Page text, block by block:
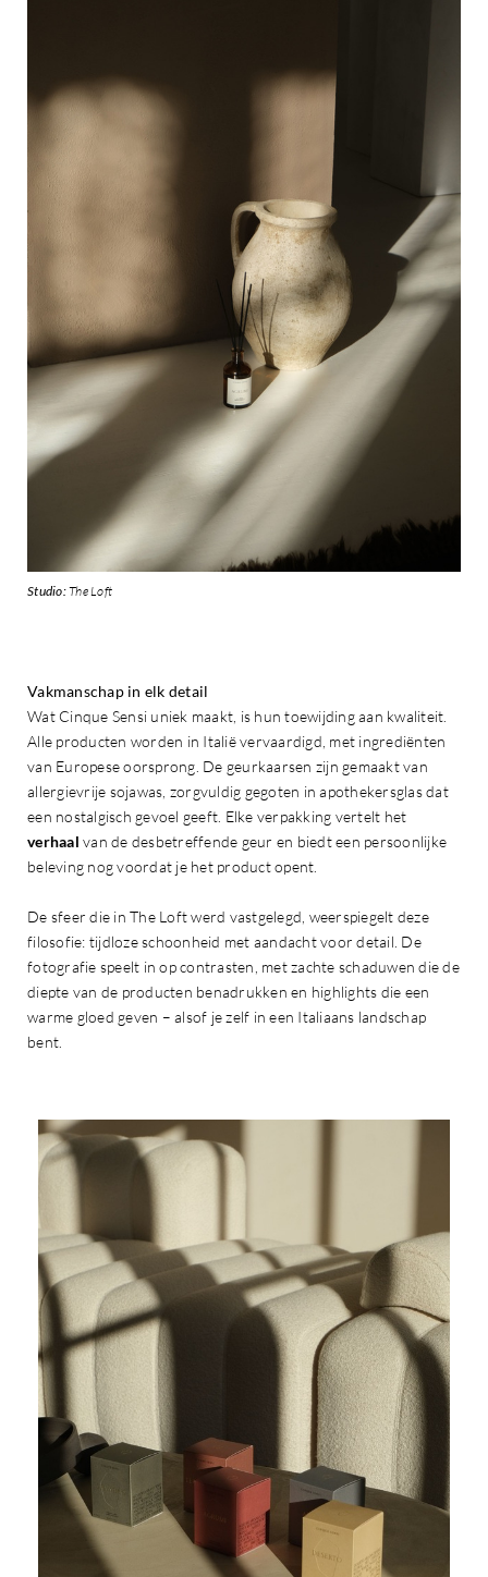
Studio:The Loft
Vakmanschap in elk detail
Wat Cinque Sensi uniek maakt, is hun toewijding aan kwaliteit.
Alle producten worden in Italië vervaardigd, met ingrediënten
van Europese oorsprong. De geurkaarsen zijn gemaakt van
allergievrije sojawas, zorgvuldig gegoten in apothekersglas dat
een nostalgisch gevoel geeft. Elke verpakking vertelt het
verhaal van de desbetreffende geur en biedt een persoonlijke
beleving nog voordat je het product opent.
De sfeer die in The Loft werd vastgelegd, weerspiegelt deze
filosofie: tijdloze schoonheid met aandacht voor detail. De
fotografie speelt in op contrasten, met zachte schaduwen die de
diepte van de producten benadrukken en highlights die een
warme gloed geven – alsof je zelf in een Italiaans landschap
bent.